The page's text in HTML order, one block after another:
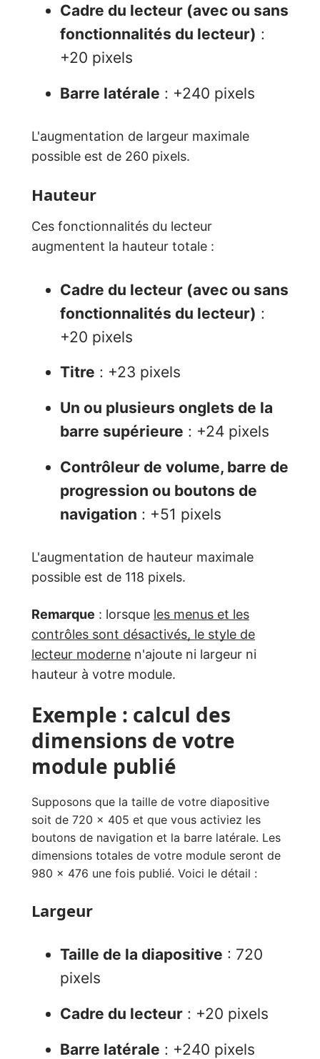
Cadre du lecteur (avec ou sans
fonctionnalités du lecteur) :
+20 pixels
Barre latérale : +240 pixels
L'augmentation de largeur maximale
possible est de 260 pixels.
Hauteur
Ces fonctionnalités du lecteur
augmentent la hauteur totale :
Cadre du lecteur (avec ou sans
fonctionnalités du lecteur) :
+20 pixels
Titre : +23 pixels
Un ou plusieurs onglets de la
barre supérieure : +24 pixels
Contrôleur de volume, barre de
progression ou boutons de
navigation : +51 pixels
L'augmentation de hauteur maximale
possible est de 118 pixels.
Remarque : lorsque les menus et les
contrôles sont désactivés, le style de
lecteur moderne n'ajoute ni largeur ni
hauteur à votre module.
Exemple : calcul des
dimensions de votre
module publié
Supposons que la taille de votre diapositive
soit de 720 x 405 et que vous activiez les
boutons de navigation et la barre latérale. Les
dimensions totales de votre module seront de
980 x 476 une fois publié. Voici le détail :
Largeur
Taille de la diapositive : 720
pixels
Cadre du lecteur : +20 pixels
Barre latérale : +240 pixels